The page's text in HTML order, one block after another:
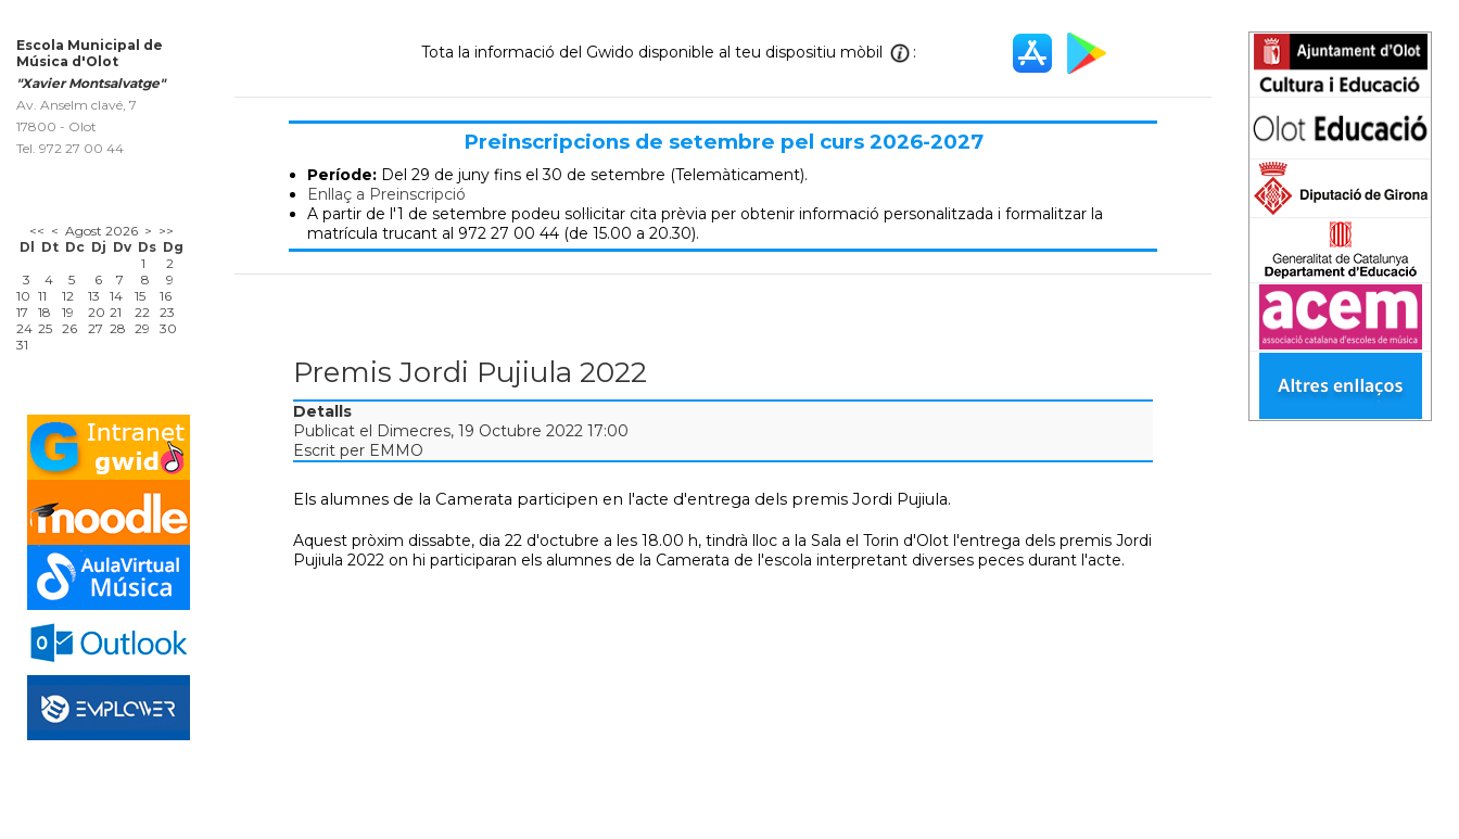
Escola Municipal de
Música d'Olot
"Xavier Montsalvatge"
Av. Anselm clavé, 7
17800 - Olot
Tel. 972 27 00 44
<< < Agost 2026 > >>
Dl
Dt Dc Dj Dv Ds Dg
1
2
3
4 5 6 7 8
9
10 11 12 13 14 15
16
17
18 19 20 21 22 23
24 25 26 27 28 29
30
31
Tota la informació del Gwido disponible al teu dispositiu mòbil :
Preinscripcions de setembre pel curs 2026-2027
Període: Del 29 de juny fins el 30 de setembre (Telemàticament).
Enllaç a Preinscripció
A partir de l'1 de setembre podeu sol·licitar cita prèvia per obtenir informació personalitzada i formalitzar la
matrícula trucant al 972 27 00 44 (de 15.00 a 20.30).
Premis Jordi Pujiula 2022
Detalls
Publicat el Dimecres, 19 Octubre 2022 17:00
Escrit per EMMO
Els alumnes de la Camerata participen en l'acte d'entrega dels premis Jordi Pujiula.
Aquest pròxim dissabte, dia 22 d'octubre a les 18.00 h, tindrà lloc a la Sala el Torin d'Olot l'entrega dels premis Jordi
Pujiula 2022 on hi participaran els alumnes de la Camerata de l'escola interpretant diverses peces durant l'acte.